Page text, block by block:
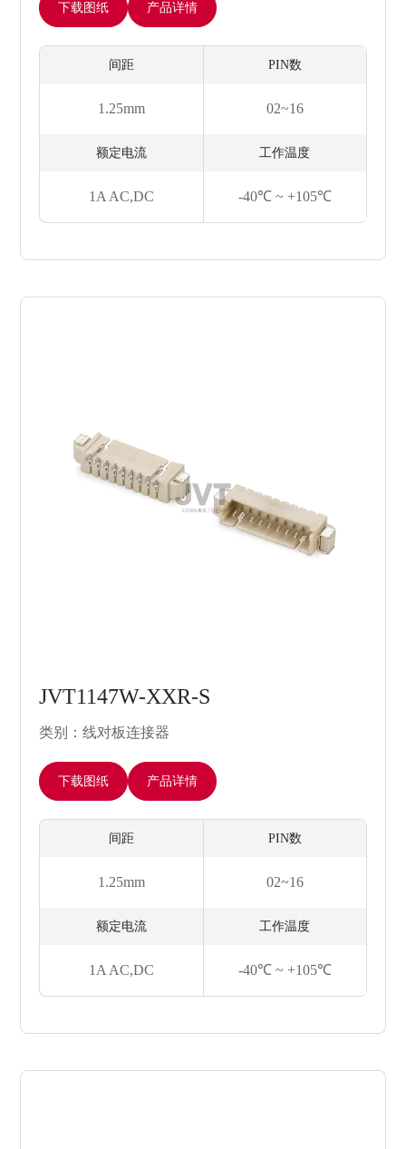
下载图纸 产品详情
间距
1.25mm
PIN数
02~16
额定电流
1A AC,DC
工作温度
-40℃ ~ +105℃
JVT1147W-XXR-S
类别：线对板连接器
下载图纸 产品详情
间距
1.25mm
PIN数
02~16
额定电流
1A AC,DC
工作温度
-40℃ ~ +105℃